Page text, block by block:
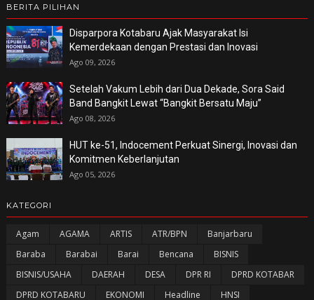
BERITA PILIHAN
Disparpora Kotabaru Ajak Masyarakat Isi
Kemerdekaan dengan Prestasi dan Inovasi
Ago 09, 2026
Setelah Vakum Lebih dari Dua Dekade, Sora Said
Band Bangkit Lewat “Bangkit Bersatu Maju”
Ago 08, 2026
HUT ke-51, Indocement Perkuat Sinergi, Inovasi dan
Komitmen Keberlanjutan
Ago 05, 2026
KATEGORI
Agam AGAMA ARTIS ATR/BPN
Banjarbaru
Baraba
Barabai Barai Bencana
BISNIS
BISNIS/USAHA
DAERAH DESA DPR RI
DPRD KOTABAR
DPRD KOTABARU
EKONOMI Headline
HNSI